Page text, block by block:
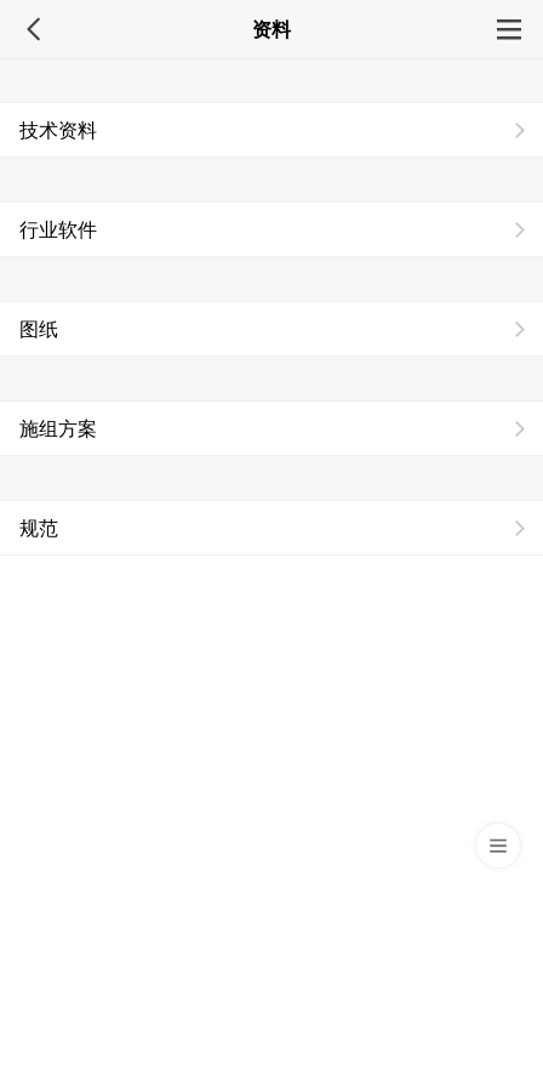
资料
技术资料
行业软件
图纸
施组方案
规范